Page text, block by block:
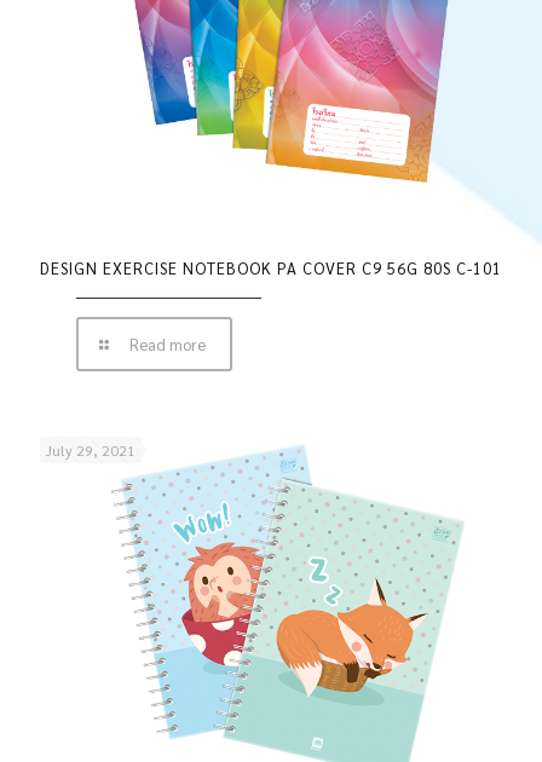
DESIGN EXERCISE NOTEBOOK PA COVER C9 56G 80S C-101
Read more
July 29, 2021